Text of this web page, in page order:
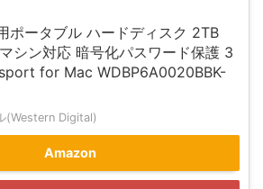
ポータブル ハードディスク 2TB
シン対応 暗号化パスワード保護 3
for Mac WDBP6A0020BBK-
(Western Digital)
Amazon